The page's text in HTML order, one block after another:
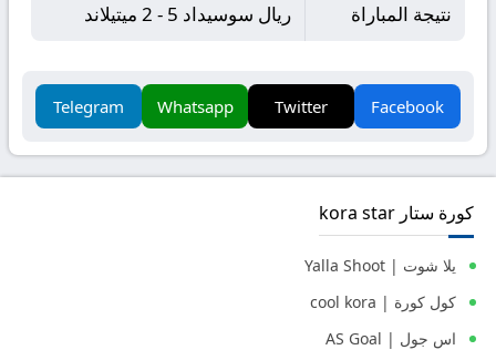
نتيجة المباراة ريال سوسيداد 5 - 2 ميتيلاند
Facebook
Twitter
Whatsapp
Telegram
كورة ستار kora star
يلا شوت | Yalla Shoot
كول كورة | cool kora
اس جول | AS Goal